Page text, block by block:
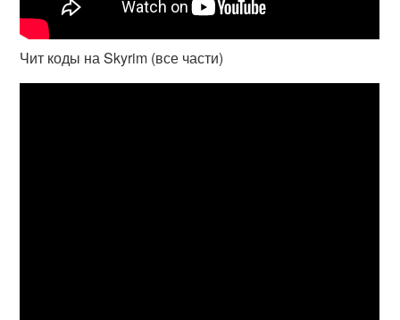
Чит коды на Skyrim (все части)